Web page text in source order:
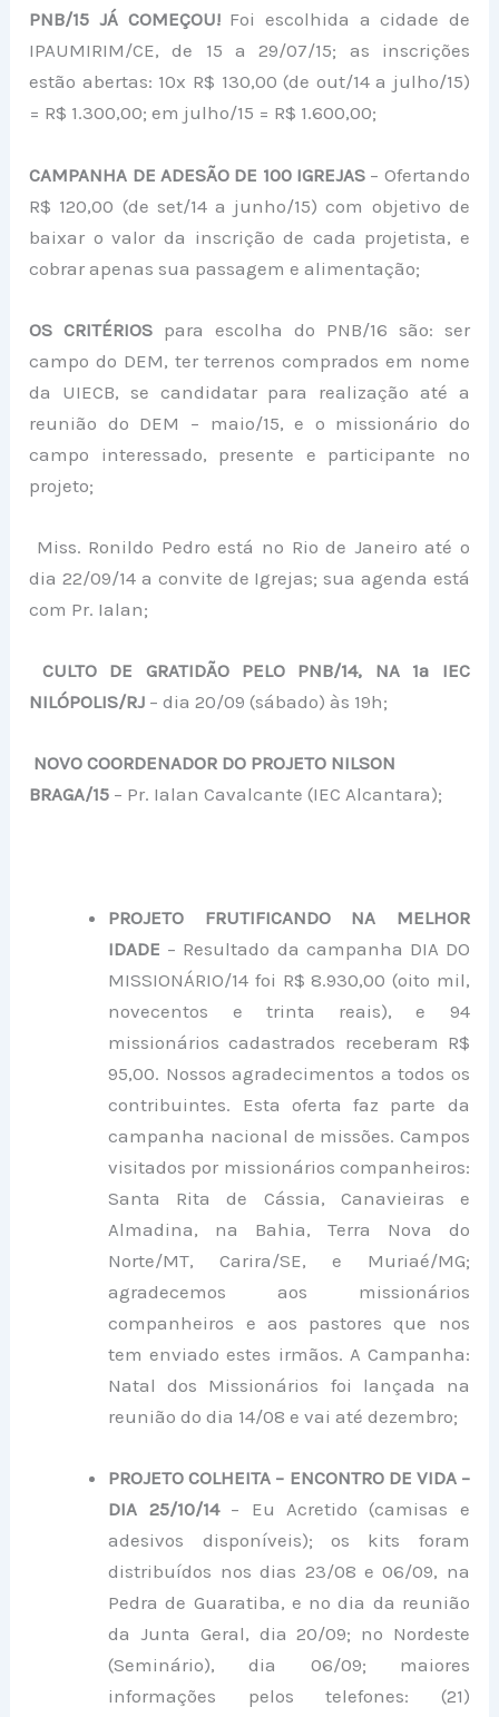
PNB/15 JÁ COMEÇOU!Foi escolhida a cidade de
IPAUMIRIM/CE, de 15 a 29/07/15; as inscrições
estão abertas: 10x R$ 130,00 (de out/14 a julho/15)
= R$ 1.300,00; em julho/15 = R$ 1.600,00;
CAMPANHA DE ADESÃO DE 100 IGREJAS – Ofertando
R$ 120,00 (de set/14 a junho/15) com objetivo de
baixar o valor da inscrição de cada projetista, e
cobrar apenas sua passagem e alimentação;
OS CRITÉRIOS para escolha do PNB/16 são: ser
campo do DEM, ter terrenos comprados em nome
da UIECB, se candidatar para realização até a
reunião do DEM – maio/15, e o missionário do
campo interessado, presente e participante no
projeto;
Miss. Ronildo Pedro está no Rio de Janeiro até o
dia 22/09/14 a convite de Igrejas; sua agenda está
com Pr. Ialan;
CULTO DE GRATIDÃO PELO PNB/14, NA 1ª IEC
NILÓPOLIS/RJ – dia 20/09 (sábado) às 19h;
NOVO COORDENADOR DO PROJETO NILSON
BRAGA/15 – Pr. Ialan Cavalcante (IEC Alcantara);
PROJETO FRUTIFICANDO NA MELHOR
IDADE – Resultado da campanha DIA DO
MISSIONÁRIO/14 foi R$ 8.930,00 (oito mil,
novecentos e trinta reais), e 94
missionários cadastrados receberam R$
95,00. Nossos agradecimentos a todos os
contribuintes. Esta oferta faz parte da
campanha nacional de missões. Campos
visitados por missionários companheiros:
Santa Rita de Cássia, Canavieiras e
Almadina, na Bahia, Terra Nova do
Norte/MT, Carira/SE, e Muriaé/MG;
agradecemos aos missionários
companheiros e aos pastores que nos
tem enviado estes irmãos. A Campanha:
Natal dos Missionários foi lançada na
reunião do dia 14/08 e vai até dezembro;
PROJETO COLHEITA – ENCONTRO DE VIDA –
DIA 25/10/14– Eu Acretido (camisas e
adesivos disponíveis); os kits foram
distribuídos nos dias 23/08 e 06/09, na
Pedra de Guaratiba, e no dia da reunião
da Junta Geral, dia 20/09; no Nordeste
(Seminário), dia 06/09; maiores
informações pelos telefones: (21)